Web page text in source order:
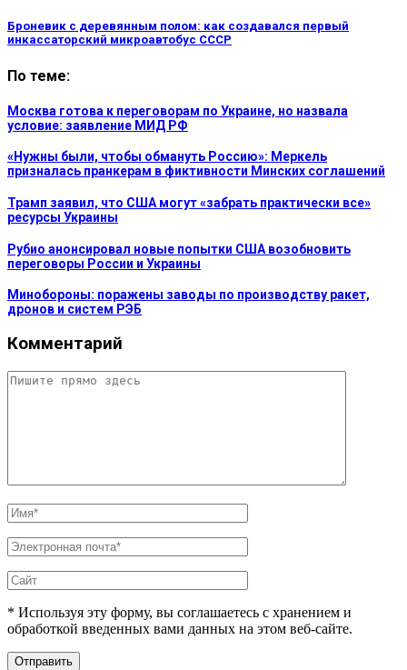
Броневик с деревянным полом: как создавался первый
инкассаторский микроавтобус СССР
По теме:
Москва готова к переговорам по Украине, но назвала
условие: заявление МИД РФ
«Нужны были, чтобы обмануть Россию»: Меркель
призналась пранкерам в фиктивности Минских соглашений
Трамп заявил, что США могут «забрать практически все»
ресурсы Украины
Рубио анонсировал новые попытки США возобновить
переговоры России и Украины
Минобороны: поражены заводы по производству ракет,
дронов и систем РЭБ
Комментарий
* Используя эту форму, вы соглашаетесь с хранением и
обработкой введенных вами данных на этом веб-сайте.